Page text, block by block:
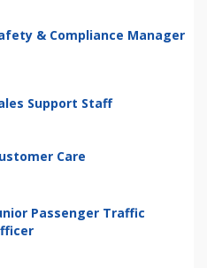
& Compliance Manager
Support Staff
Care
Passenger Traffic